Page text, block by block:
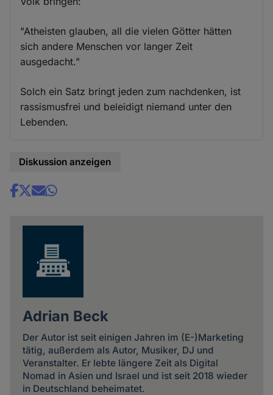
"Atheisten glauben, all die vielen Götter hätten
sich andere Menschen vor langer Zeit
ausgedacht."
Solch ein Satz bringt jeden zum nachdenken, ist
rassismusfrei und beleidigt niemand unter den
Lebenden.
Diskussion anzeigen
Share
Adrian Beck
Der Autor ist seit einigen Jahren im (E-)Marketing
tätig, außerdem als Autor, Musiker, DJ und
Veranstalter. Er lebte längere Zeit als Digital
Nomad in Asien und Israel und ist seit 2018 wieder
in Deutschland beheimatet.